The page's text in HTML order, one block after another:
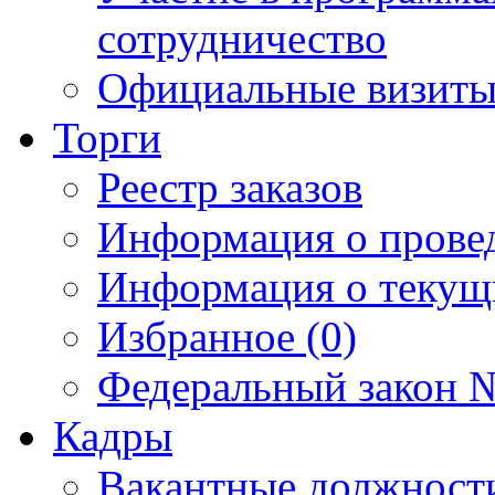
сотрудничество
Официальные
Торги
Реестр заказов
Информация о
Информация о
Избранное (0)
Федеральный закон
Кадры
Вакантные